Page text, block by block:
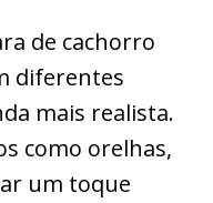
de cachorro
diferentes
mais realista.
como orelhas,
um toque